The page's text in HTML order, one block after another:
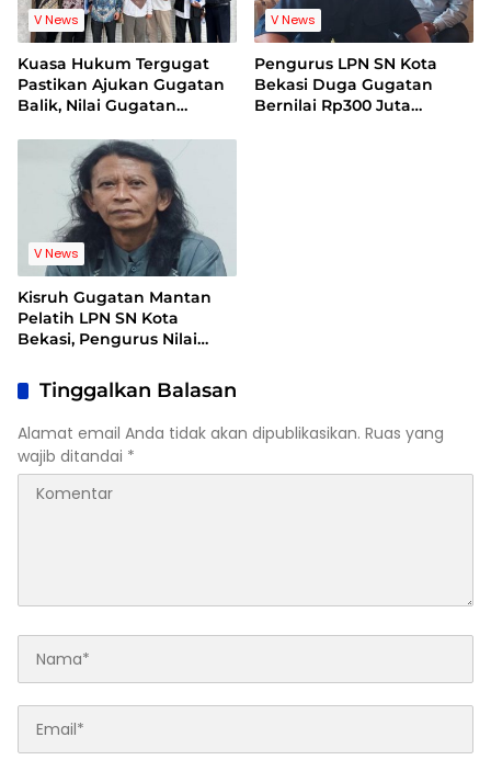
V News
Kuasa Hukum Tergugat
Pastikan Ajukan Gugatan
Balik, Nilai Gugatan
Legal Standing
V News
Pengurus LPN SN Kota
Bekasi Duga Gugatan
Bernilai Rp300 Juta
V News
Kisruh Gugatan Mantan
Pelatih LPN SN Kota
Bekasi, Pengurus Nilai
Berdasar
Tinggalkan Balasan
Alamat email Anda tidak akan dipublikasikan. Ruas yang
wajib ditandai *